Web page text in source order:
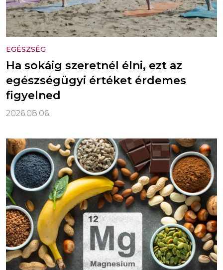
EGÉSZSÉG
Ha sokáig szeretnél élni, ezt az
egészségügyi értéket érdemes
figyelned
2026.08.06.